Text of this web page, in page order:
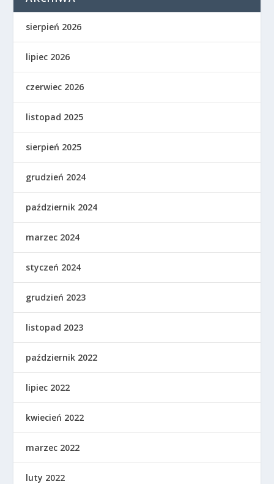
sierpień 2026
lipiec 2026
czerwiec 2026
listopad 2025
sierpień 2025
grudzień 2024
październik 2024
marzec 2024
styczeń 2024
grudzień 2023
listopad 2023
październik 2022
lipiec 2022
kwiecień 2022
marzec 2022
luty 2022